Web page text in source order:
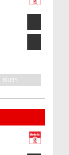
BILETY